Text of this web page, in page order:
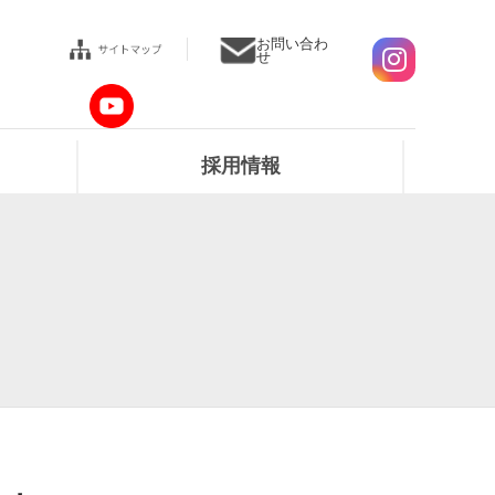
お問い合わ
せ
採用情報